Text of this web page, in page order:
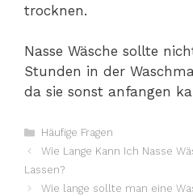
trocknen.
Nasse Wäsche sollte
Stunden in der
da sie sonst anfangen
Kategorien
Häufige Fragen
Wie Lange Kann Ich Nasse
Lassen?
Wie lange sollte man eine